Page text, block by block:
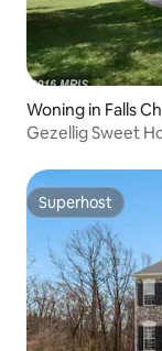
Woning in Falls
Gezellig Sweet
Superhost
Superhost